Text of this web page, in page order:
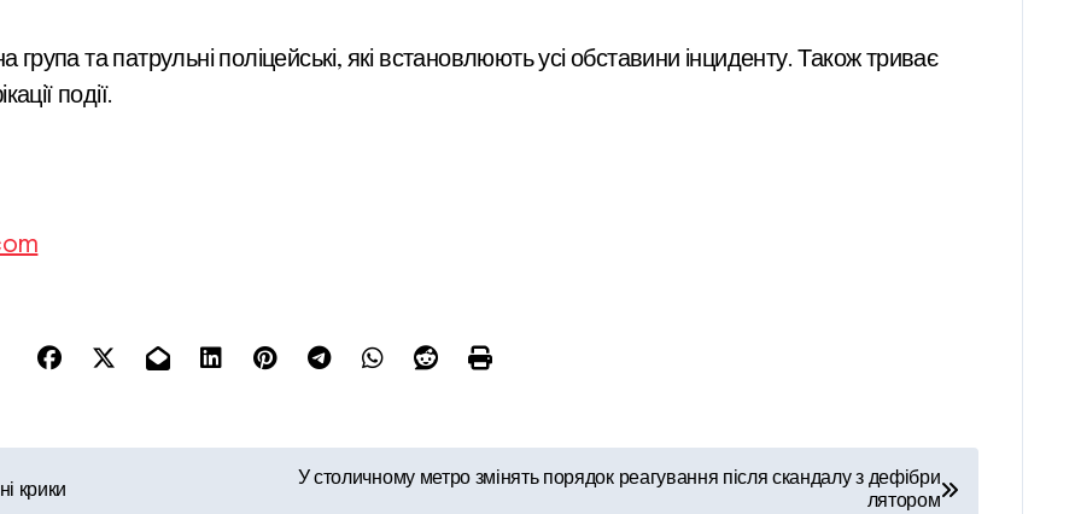
група та патрульні поліцейські, які встановлюють усі обставини інциденту. Також триває
події.
крики
У столичному метро змінять порядок реагування після скандалу з дефібри
лятором